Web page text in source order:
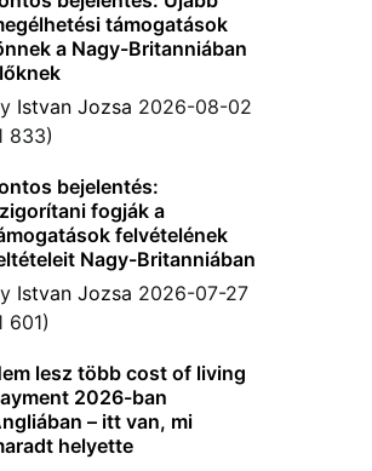
támogatások
a Nagy-Britanniában
Istvan Jozsa 2026-08-02
833)
bejelentés:
fogják a
felvételének
Nagy-Britanniában
Istvan Jozsa 2026-07-27
601)
lesz több cost of living
2026-ban
– itt van, mi
helyette